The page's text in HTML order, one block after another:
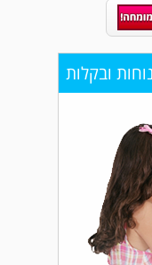
ובקלות